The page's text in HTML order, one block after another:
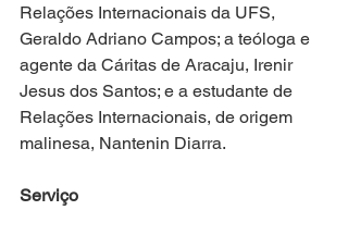
Relações Internacionais da UFS,
Geraldo Adriano Campos; a teóloga e
agente da Cáritas de Aracaju, Irenir
Jesus dos Santos; e a estudante de
Relações Internacionais, de origem
malinesa, Nantenin Diarra.
Serviço